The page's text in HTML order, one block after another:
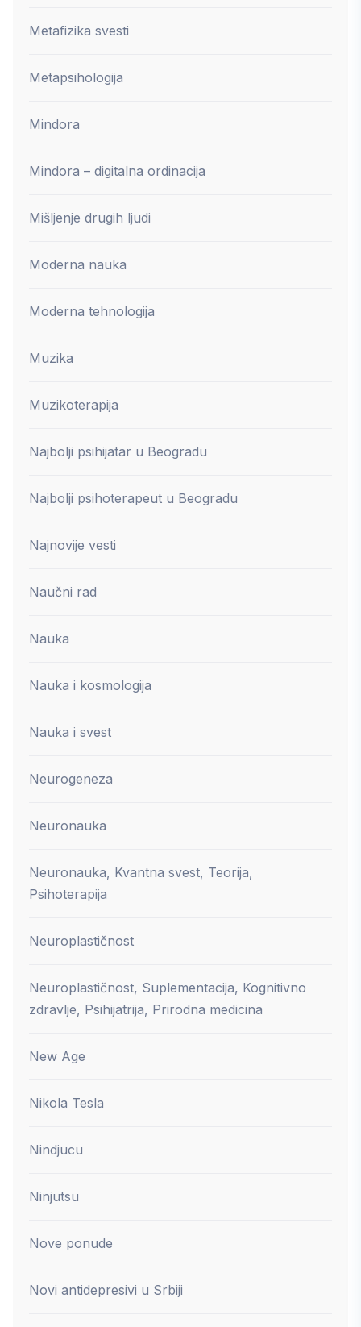
Metafizika svesti
Metapsihologija
Mindora
Mindora – digitalna ordinacija
Mišljenje drugih ljudi
Moderna nauka
Moderna tehnologija
Muzika
Muzikoterapija
Najbolji psihijatar u Beogradu
Najbolji psihoterapeut u Beogradu
Najnovije vesti
Naučni rad
Nauka
Nauka i kosmologija
Nauka i svest
Neurogeneza
Neuronauka
Neuronauka, Kvantna svest, Teorija,
Psihoterapija
Neuroplastičnost
Neuroplastičnost, Suplementacija, Kognitivno
zdravlje, Psihijatrija, Prirodna medicina
New Age
Nikola Tesla
Nindjucu
Ninjutsu
Nove ponude
Novi antidepresivi u Srbiji